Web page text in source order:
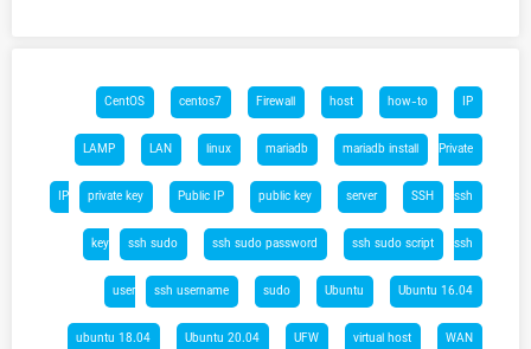
CentOS centos7 Firewall host how-to IP
LAMP LAN linux mariadb mariadb install Private
IP private key Public IP public key server SSH ssh
key ssh sudo ssh sudo password ssh sudo script ssh
user ssh username sudo Ubuntu Ubuntu 16.04
ubuntu 18.04 Ubuntu 20.04 UFW virtual host WAN